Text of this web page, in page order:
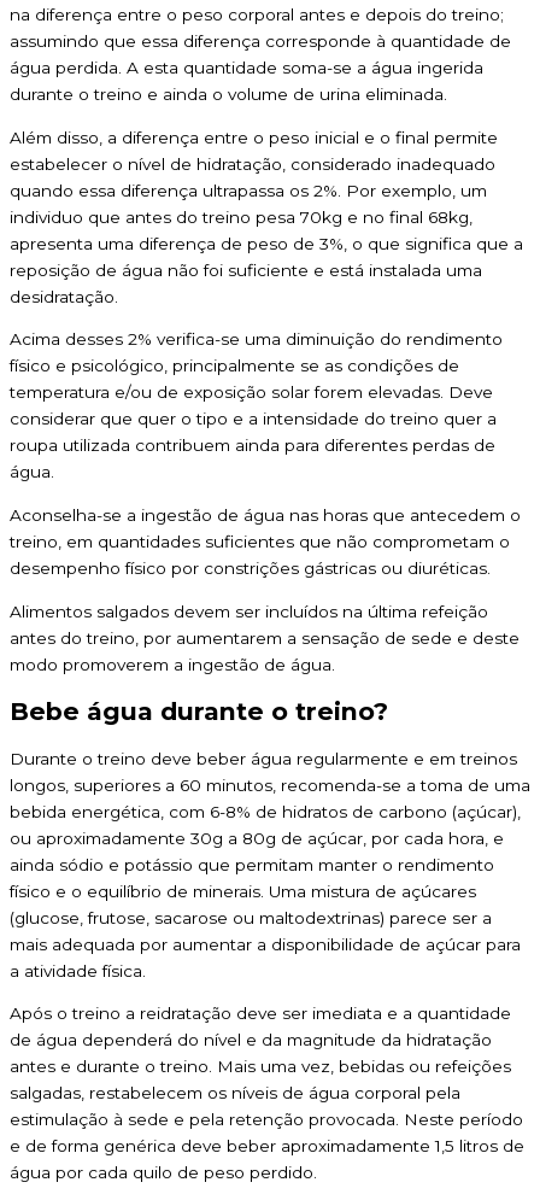
na diferença entre o peso corporal antes e depois do treino;
assumindo que essa diferença corresponde à quantidade de
água perdida. A esta quantidade soma-se a água ingerida
durante o treino e ainda o volume de urina eliminada.
Além disso, a diferença entre o peso inicial e o final permite
estabelecer o nível de hidratação, considerado inadequado
quando essa diferença ultrapassa os 2%. Por exemplo, um
individuo que antes do treino pesa 70kg e no final 68kg,
apresenta uma diferença de peso de 3%, o que significa que a
reposição de água não foi suficiente e está instalada uma
desidratação.
Acima desses 2% verifica-se uma diminuição do rendimento
físico e psicológico, principalmente se as condições de
temperatura e/ou de exposição solar forem elevadas. Deve
considerar que quer o tipo e a intensidade do treino quer a
roupa utilizada contribuem ainda para diferentes perdas de
água.
Aconselha-se a ingestão de água nas horas que antecedem o
treino, em quantidades suficientes que não comprometam o
desempenho físico por constrições gástricas ou diuréticas.
Alimentos salgados devem ser incluídos na última refeição
antes do treino, por aumentarem a sensação de sede e deste
modo promoverem a ingestão de água.
Bebe água durante o treino?
Durante o treino deve beber água regularmente e em treinos
longos, superiores a 60 minutos, recomenda-se a toma de uma
bebida energética, com 6-8% de hidratos de carbono (açúcar),
ou aproximadamente 30g a 80g de açúcar, por cada hora, e
ainda sódio e potássio que permitam manter o rendimento
físico e o equilíbrio de minerais. Uma mistura de açúcares
(glucose, frutose, sacarose ou maltodextrinas) parece ser a
mais adequada por aumentar a disponibilidade de açúcar para
a atividade física.
Após o treino a reidratação deve ser imediata e a quantidade
de água dependerá do nível e da magnitude da hidratação
antes e durante o treino. Mais uma vez, bebidas ou refeições
salgadas, restabelecem os níveis de água corporal pela
estimulação à sede e pela retenção provocada. Neste período
e de forma genérica deve beber aproximadamente 1,5 litros de
água por cada quilo de peso perdido.